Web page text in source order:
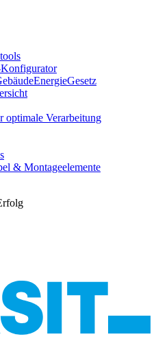
Konfigurator
optimale Verarbeitung
& Montageelemente